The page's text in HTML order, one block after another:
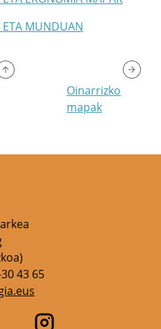
ETA MUNDUAN
Oinarrizko
mapak
43 65